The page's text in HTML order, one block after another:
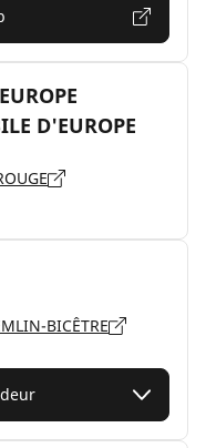
D'EUROPE
BICÊTRE